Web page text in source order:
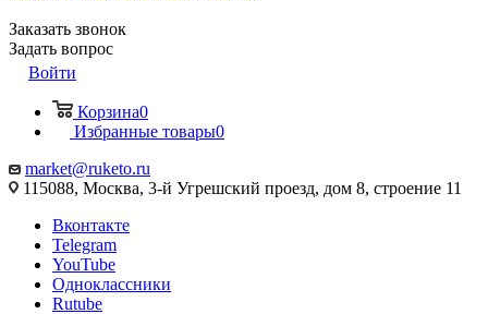
Заказать звонок
Задать вопрос
Войти
Корзина0
Избранные товары0
market@ruketo.ru
115088, Москва, 3-й Угрешский проезд, дом 8, строение 11
Вконтакте
Telegram
YouTube
Одноклассники
Rutube